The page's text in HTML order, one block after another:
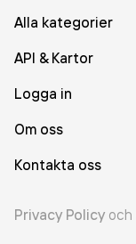
Alla kategorier
API & Kartor
Logga in
Om oss
Kontakta oss
Privacy Policy och